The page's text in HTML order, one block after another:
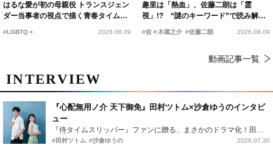
はるな愛が初の母親役 トランスジェン
ダー当事者の視点で描く青春タイムス
#LGBTQ＋ 2026.08.09
趣里は「熱血」、佐藤二朗は「霊
視」!? “謎のキーワード”で読み解く
『踊る大捜査線 N.E.W.』新メンバー
#佐々木蔵之介 #佐藤二朗 2026.08.09
動画記事一覧
INTERVIEW
『心配無用ノ介 天下御免』田村ツトム×沙倉ゆうのインタビ
ュー
『侍タイムスリッパー』ファンに贈る、まさかのドラマ化！田村ツトム×沙倉ゆうのが語る『心配無用ノ介』撮影秘話
#田村ツトム #沙倉ゆうの 2026.07.30